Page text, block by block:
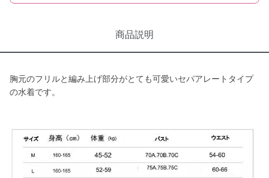
商品説明
胸元のフリルと編み上げ部分がとても可愛いセパアレートタイプ
の水着です。